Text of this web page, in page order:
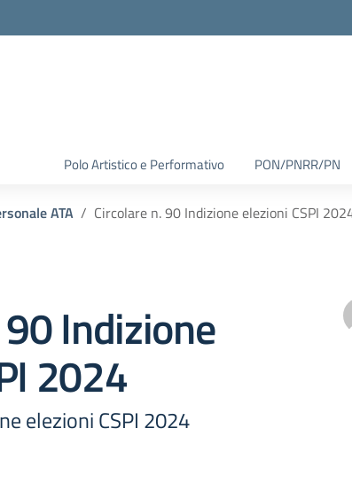
Polo Artistico e Performativo PON/PNRR/PN
ATA Circolare n. 90 Indizione elezioni CSPI
Indizione
2024
elezioni CSPI 2024